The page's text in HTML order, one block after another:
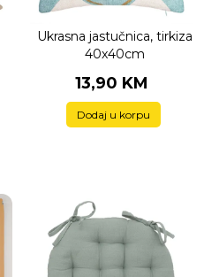
Ukrasna jastučnica, tirkiza
40x40cm
13,90 KM
Dodaj u korpu